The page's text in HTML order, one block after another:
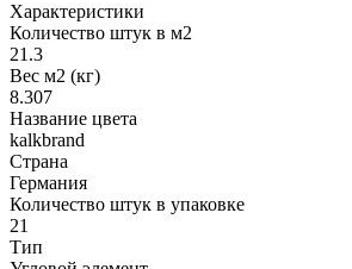
Характеристики
Количество штук в м2
21.3
Вес м2 (кг)
8.307
Название цвета
kalkbrand
Страна
Германия
Количество штук в упаковке
21
Тип